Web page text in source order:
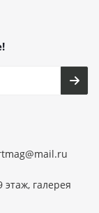
этаж, галерея